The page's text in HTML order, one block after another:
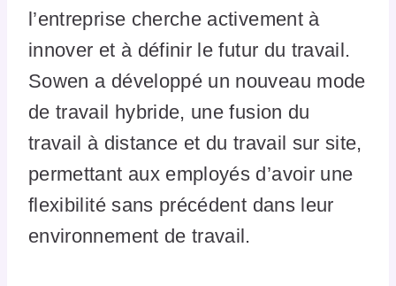
l’entreprise cherche activement à
innover et à définir le futur du travail.
Sowen a développé un nouveau mode
de travail hybride, une fusion du
travail à distance et du travail sur site,
permettant aux employés d’avoir une
flexibilité sans précédent dans leur
environnement de travail.